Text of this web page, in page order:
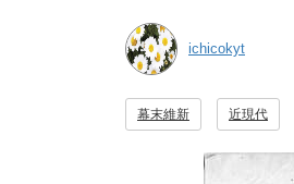
ichicokyt
幕末維新 近現代